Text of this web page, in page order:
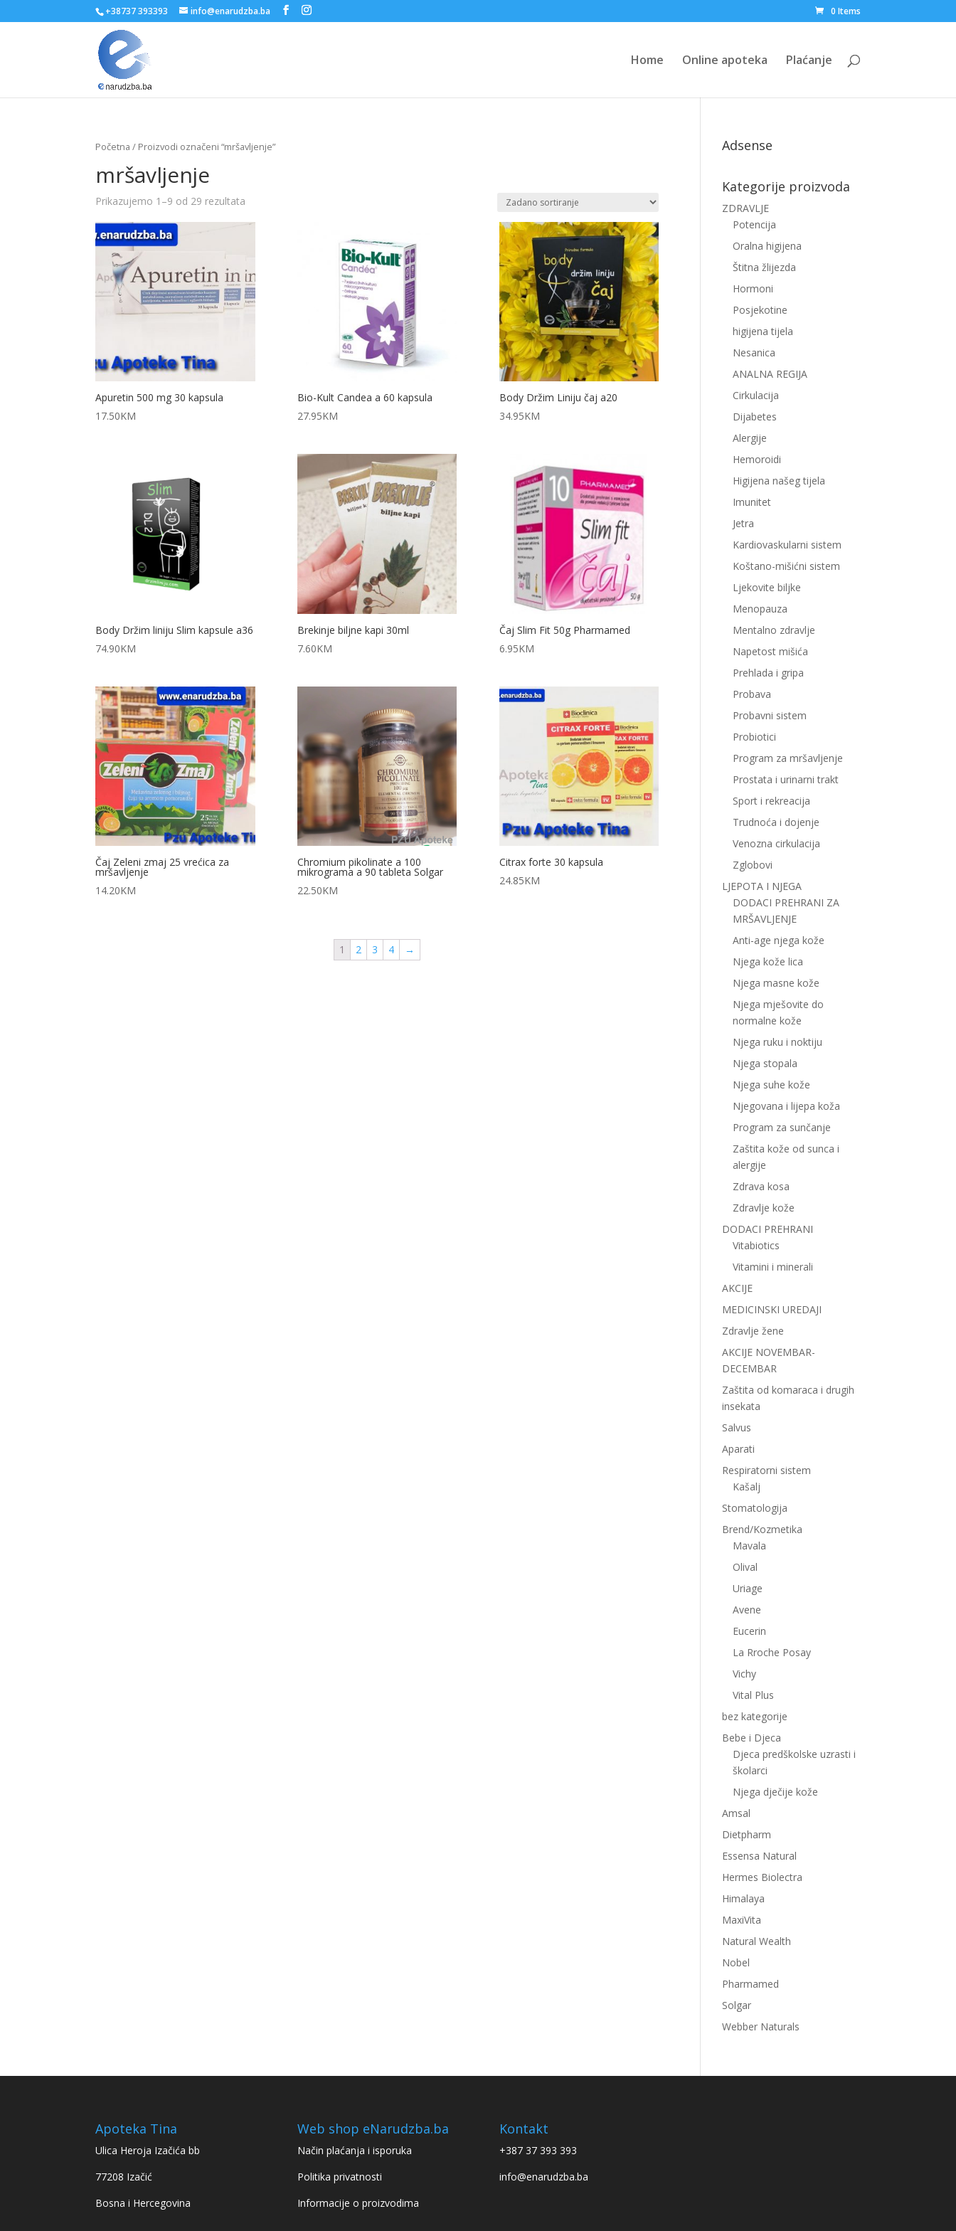
+38737 393393 info@enarudzba.ba 0 Items
Home Online apoteka Plaćanje
Početna / Proizvodi označeni “mršavljenje”
mršavljenje
Prikazujemo 1–9 od 29 rezultata
Apuretin 500 mg 30 kapsula
17.50KM
Bio-Kult Candea a 60 kapsula
27.95KM
Body Držim Liniju čaj a20
34.95KM
Body Držim liniju Slim kapsule a36
74.90KM
Brekinje biljne kapi 30ml
7.60KM
Čaj Slim Fit 50g Pharmamed
6.95KM
Čaj Zeleni zmaj 25 vrećica za
mršavljenje
14.20KM
Chromium pikolinate a 100
mikrograma a 90 tableta Solgar
22.50KM
Citrax forte 30 kapsula
24.85KM
1 2 3 4 →
Adsense
Kategorije proizvoda
ZDRAVLJE
Potencija
Oralna higijena
Štitna žlijezda
Hormoni
Posjekotine
higijena tijela
Nesanica
ANALNA REGIJA
Cirkulacija
Dijabetes
Alergije
Hemoroidi
Higijena našeg tijela
Imunitet
Jetra
Kardiovaskularni sistem
Koštano-mišićni sistem
Ljekovite biljke
Menopauza
Mentalno zdravlje
Napetost mišića
Prehlada i gripa
Probava
Probavni sistem
Probiotici
Program za mršavljenje
Prostata i urinarni trakt
Sport i rekreacija
Trudnoća i dojenje
Venozna cirkulacija
Zglobovi
LJEPOTA I NJEGA
DODACI PREHRANI ZA
MRŠAVLJENJE
Anti-age njega kože
Njega kože lica
Njega masne kože
Njega mješovite do
normalne kože
Njega ruku i noktiju
Njega stopala
Njega suhe kože
Njegovana i lijepa koža
Program za sunčanje
Zaštita kože od sunca i
alergije
Zdrava kosa
Zdravlje kože
DODACI PREHRANI
Vitabiotics
Vitamini i minerali
AKCIJE
MEDICINSKI UREDAJI
Zdravlje žene
AKCIJE NOVEMBAR-
DECEMBAR
Zaštita od komaraca i drugih
insekata
Salvus
Aparati
Respiratorni sistem
Kašalj
Stomatologija
Brend/Kozmetika
Mavala
Olival
Uriage
Avene
Eucerin
La Rroche Posay
Vichy
Vital Plus
bez kategorije
Bebe i Djeca
Djeca predškolske uzrasti i
školarci
Njega dječije kože
Amsal
Dietpharm
Essensa Natural
Hermes Biolectra
Himalaya
MaxiVita
Natural Wealth
Nobel
Pharmamed
Solgar
Webber Naturals
Apoteka Tina
Ulica Heroja Izačića bb
77208 Izačić
Bosna i Hercegovina
Web shop eNarudzba.ba
Način plaćanja i isporuka
Politika privatnosti
Informacije o proizvodima
Kontakt
+387 37 393 393
info@enarudzba.ba